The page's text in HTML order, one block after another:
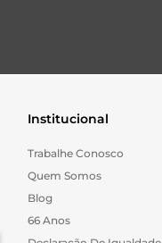
Institucional
Trabalhe Conosco
Quem Somos
Blog
66 Anos